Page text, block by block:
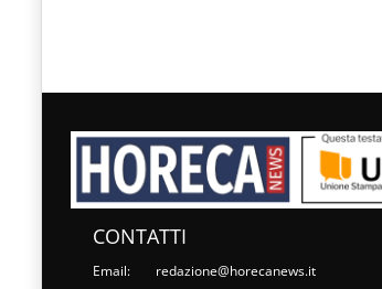
CONTATTI
Email: redazione@horecanews.it